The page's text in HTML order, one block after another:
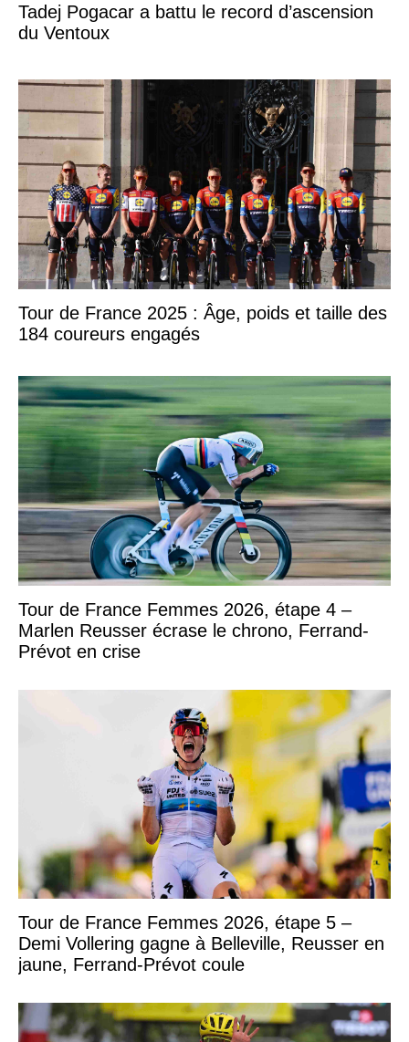
Tadej Pogacar a battu le record d’ascension
du Ventoux
Tour de France 2025 : Âge, poids et taille des
184 coureurs engagés
Tour de France Femmes 2026, étape 4 –
Marlen Reusser écrase le chrono, Ferrand-
Prévot en crise
Tour de France Femmes 2026, étape 5 –
Demi Vollering gagne à Belleville, Reusser en
jaune, Ferrand-Prévot coule